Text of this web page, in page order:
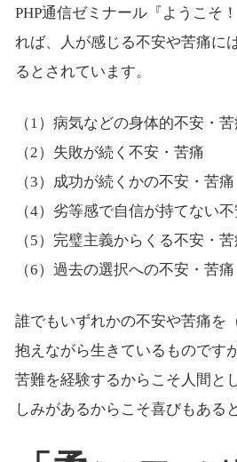
PHP通信ゼミナール『ようこそ
れば、人が感じる不安や苦痛に
るとされています。
（1）病気などの身体的不安・苦
（2）失敗が続く不安・苦痛
（3）成功が続くかの不安・苦痛
（4）劣等感で自信が持てない
（5）完璧主義からくる不安・苦
（6）過去の選択への不安・苦痛
誰でもいずれかの不安や苦痛を
抱えながら生きているものです
苦難を経験するからこそ人間と
しみがあるからこそ喜びもある